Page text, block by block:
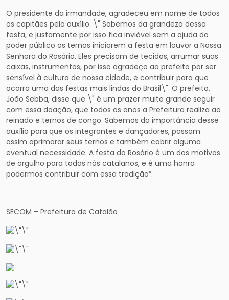
O presidente da irmandade, agradeceu em nome de todos
os capitães pelo auxílio. \" Sabemos da grandeza dessa
festa, e justamente por isso fica inviável sem a ajuda do
poder público os ternos iniciarem a festa em louvor a Nossa
Senhora do Rosário. Eles precisam de tecidos, arrumar suas
caixas, instrumentos, por isso agradeço ao prefeito por ser
sensível à cultura de nossa cidade, e contribuir para que
ocorra uma das festas mais lindas do Brasil\". O prefeito,
João Sebba, disse que \" é um prazer muito grande seguir
com essa doação, que todos os anos a Prefeitura realiza ao
reinado e ternos de congo. Sabemos da importância desse
auxílio para que os integrantes e dançadores, possam
assim aprimorar seus ternos e também cobrir alguma
eventual necessidade. A festa do Rosário é um dos motivos
de orgulho para todos nós catalanos, e é uma honra
podermos contribuir com essa tradição”.
SECOM – Prefeitura de Catalão